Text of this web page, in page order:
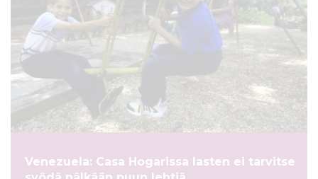
Venezuela: Casa Hogarissa lasten ei tarvitse